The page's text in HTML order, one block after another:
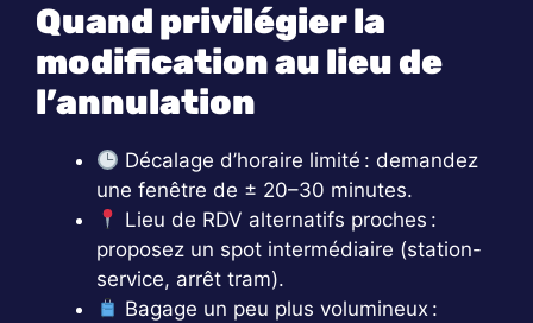
Quand privilégier la
modification au lieu de
l’annulation
Décalage d’horaire limité : demandez
une fenêtre de ± 20–30 minutes.
Lieu de RDV alternatifs proches :
proposez un spot intermédiaire (station-
service, arrêt tram).
Bagage un peu plus volumineux :